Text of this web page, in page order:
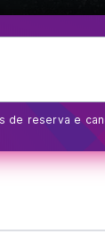
de reserva e